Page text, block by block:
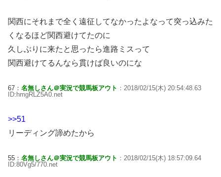
関西にそれまで全く遠征してなかったよなって突っ込みた
くなるほど関西避けてたのに
久しぶりに来たと思ったら進路ミスって
関西避けてるんなら貫けば良いのにな
67： 名無しさん＠実況で競馬板アウト ：2018/02/15(木) 20:54:48.63
ID:hmgRLZ5A0.net
>>51
リーディング諦めたから
55： 名無しさん＠実況で競馬板アウト ：2018/02/15(木) 18:57:09.64
ID:80Vg5/770.net